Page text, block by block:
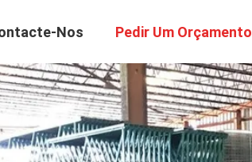
Nos Pedir Um Orçamento